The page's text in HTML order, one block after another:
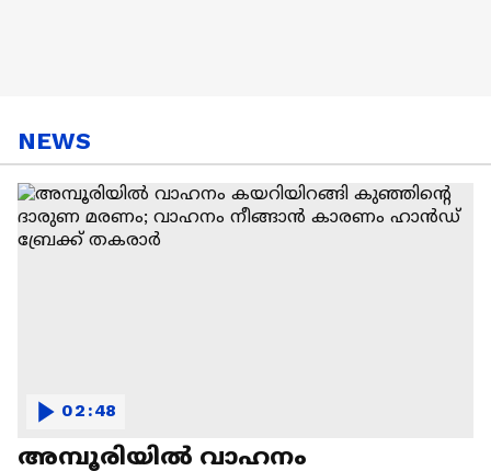
NEWS
അമ്പൂരിയിൽ വാഹനം
02:48